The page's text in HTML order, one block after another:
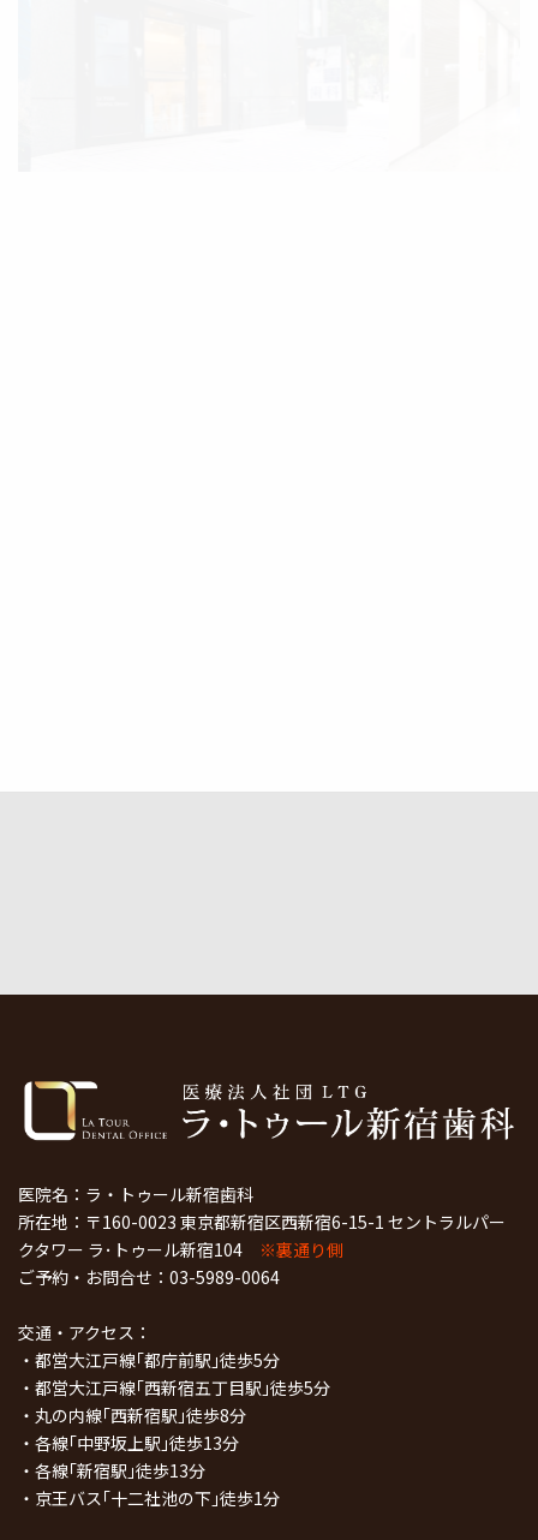
医院名：ラ・トゥール新宿歯科
所在地：〒160-0023 東京都新宿区西新宿6-15-1 セントラルパー
クタワー ラ･トゥール新宿104 ※裏通り側
ご予約・お問合せ： 03-5989-0064
交通・アクセス：
・都営大江戸線｢都庁前駅｣徒歩5分
・都営大江戸線｢西新宿五丁目駅｣徒歩5分
・丸の内線｢西新宿駅｣徒歩8分
・各線｢中野坂上駅｣徒歩13分
・各線｢新宿駅｣徒歩13分
・京王バス｢十二社池の下｣徒歩1分